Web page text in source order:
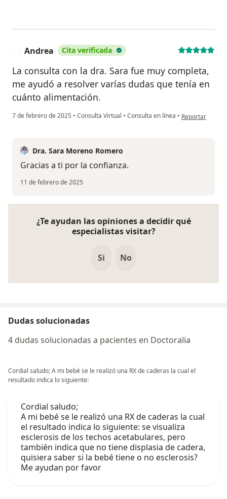
Andrea Cita verificada
La consulta con la dra. Sara fue muy completa,
me ayudó a resolver varías dudas que tenía en
cuánto alimentación.
7 de febrero de 2025 • Consulta Virtual • Consulta en línea • en opinión del
Reportar
Dra. Sara Moreno Romero
Gracias a ti por la confianza.
11 de febrero de 2025
¿Te ayudan las opiniones a decidir qué
especialistas visitar?
Si No
Dudas solucionadas
4 dudas solucionadas a pacientes en Doctoralia
Cordial saludo; A mi bebé se le realizó una RX de caderas la cual el
resultado indica lo siguiente:
Cordial saludo;
A mi bebé se le realizó una RX de caderas la cual
el resultado indica lo siguiente: se visualiza
esclerosis de los techos acetabulares, pero
también indica que no tiene displasia de cadera,
quisiera saber si la bebé tiene o no esclerosis?
Me ayudan por favor